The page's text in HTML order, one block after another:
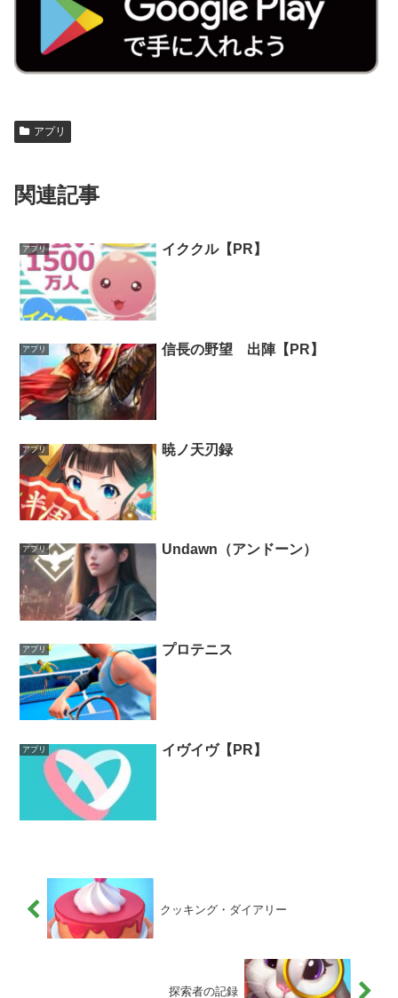
アプリ
関連記事
アプリ イククル【PR】
アプリ 信長の野望 出陣【PR】
アプリ 暁ノ天刃録
アプリ Undawn（アンドーン）
アプリ プロテニス
アプリ イヴイヴ【PR】
クッキング・ダイアリー
探索者の記録